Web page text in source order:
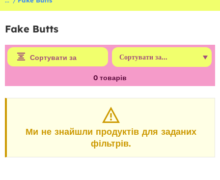
Fake Butts
Сортувати за
0 товарів
Ми не знайшли продуктів для заданих
фільтрів.